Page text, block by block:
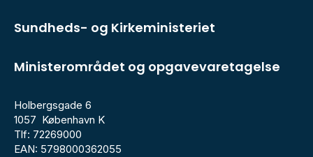
Sundheds- og Kirkeministeriet
Ministerområdet og opgavevaretagelse
Holbergsgade 6
1057 København K
Tlf: 72269000
EAN: 5798000362055